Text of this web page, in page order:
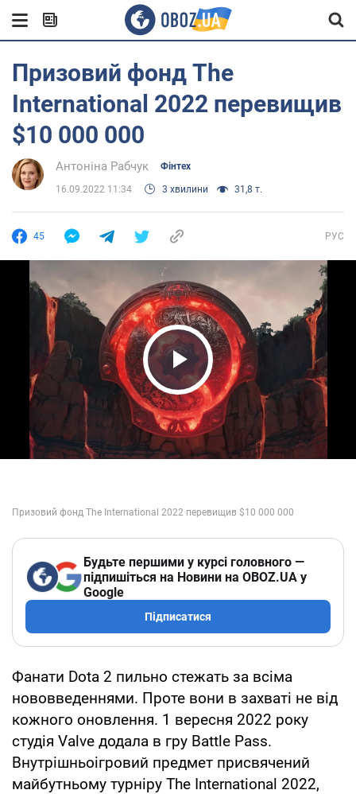
Призовий фонд The
International 2022 перевищив
$10 000 000
Антоніна Рабчук Фінтех
16.09.2022 11:34 3 хвилини 31,8 т.
45 РУС
Play Video
Будьте першими у курсі головного —
підпишіться на Новини на OBOZ.UA у
Google
Підписатися
Фанати Dota 2 пильно стежать за всіма
нововведеннями. Проте вони в захваті не від
кожного оновлення. 1 вересня 2022 року
студія Valve додала в гру Battle Pass.
Внутрішньоігровий предмет присвячений
майбутньому турніру The International 2022,